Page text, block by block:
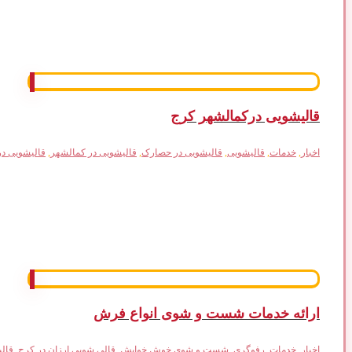
قالیشویی درکمالشهر کرج
اخبار , خدمات, قالیشویی, قالیشویی در حصارک, قالیشویی در کمالشهر , قالیشویی
ارائه خدمات شست و شوی انواع فرش
اخبار , خدمات, رفوگری, شست و شوی خوش خوابش, قالی شویی ارزان در کرج,